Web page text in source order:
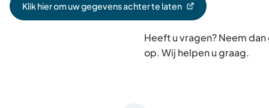
Klik hier om uw gegevens achter te laten
(Verwijst
Heeft u vragen? Neem
op. Wij helpen u graag.